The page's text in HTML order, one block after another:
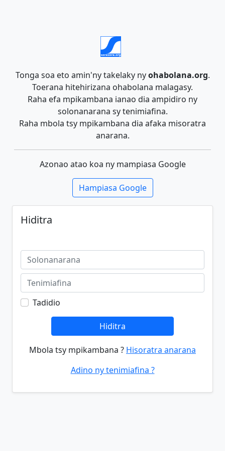
Tonga soa eto amin'ny takelaky nyohabolana.org.
Toerana hitehirizana ohabolana malagasy.
Raha efa mpikambana ianao dia ampidiro ny
solonanarana sy tenimiafina.
Raha mbola tsy mpikambana dia afaka misoratra
anarana.
Azonao atao koa ny mampiasa Google
Hampiasa Google
Hiditra
Tadidio
Hiditra
Mbola tsy mpikambana ? Hisoratra anarana
Adino ny tenimiafina ?